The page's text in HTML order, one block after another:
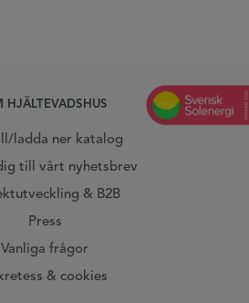
HJÄLTEVADSHUS
ladda ner katalog
till vårt nyhetsbrev
& B2B
Press
Vanliga frågor
& cookies